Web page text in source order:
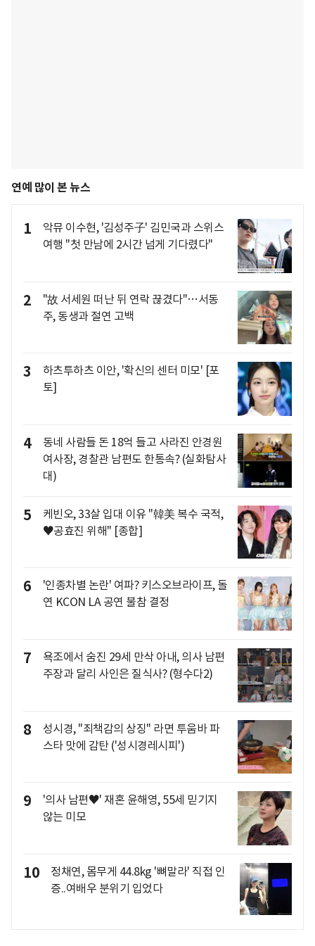
연예 많이 본 뉴스
1
악뮤 이수현, '김성주子' 김민국과 스위스
여행 "첫 만남에 2시간 넘게 기다렸다"
2
"故 서세원 떠난 뒤 연락 끊겼다"…서동
주, 동생과 절연 고백
3
하츠투하츠 이안, '확신의 센터 미모' [포
토]
4
동네 사람들 돈 18억 들고 사라진 안경원
여사장, 경찰관 남편도 한통속? (실화탐사
대)
5
케빈오, 33살 입대 이유 "韓美 복수 국적,
♥공효진 위해" [종합]
6
'인종차별 논란' 여파? 키스오브라이프, 돌
연 KCON LA 공연 불참 결정
7
욕조에서 숨진 29세 만삭 아내, 의사 남편
주장과 달리 사인은 질식사? (형수다2)
8
성시경, "죄책감의 상징" 라면 투움바 파
스타 맛에 감탄 ('성시경레시피')
9
'의사 남편♥' 재혼 윤해영, 55세 믿기지
않는 미모
10
정채연, 몸무게 44.8kg '뼈말라' 직접 인
증..여배우 분위기 입었다